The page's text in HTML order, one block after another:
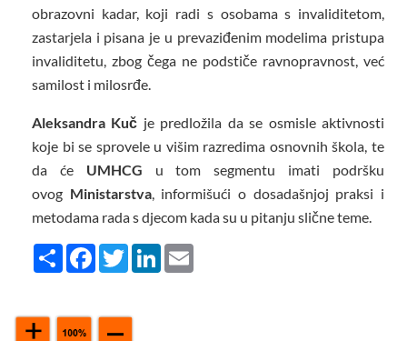
obrazovni kadar, koji radi s osobama s invaliditetom,
zastarjela i pisana je u prevaziđenim modelima pristupa
invaliditetu, zbog čega ne podstiče ravnopravnost, već
samilost i milosrđe.
Aleksandra Kuč je predložila da se osmisle aktivnosti
koje bi se sprovele u višim razredima osnovnih škola, te
da će UMHCG u tom segmentu imati podršku
ovog Ministarstva, informišući o dosadašnjoj praksi i
metodama rada s djecom kada su u pitanju slične teme.
Share FacebookTwitterLinkedIn